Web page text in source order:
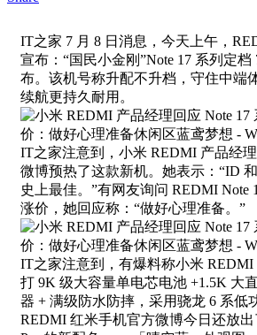
IT之家 7 月 8 日消息，今天上午，
宣布：“国民小金刚”Note 17 系列定档
布。该机号称升配不升档，守住中端
续航更持久耐用。
IT之家注意到，小米 REDMI 产品经
微博预热了这款新机。她表示：“ID
史上最佳。”有网友询问 REDMI Note
涨价，她回应称：“做好心理准备。”
IT之家注意到，有爆料称小米 REDMI
打 9K 级大容量单电芯电池 +1.5K 大
器 + 满级防水防摔，采用骁龙 6 系低
REDMI 红米手机官方微博今日还放出